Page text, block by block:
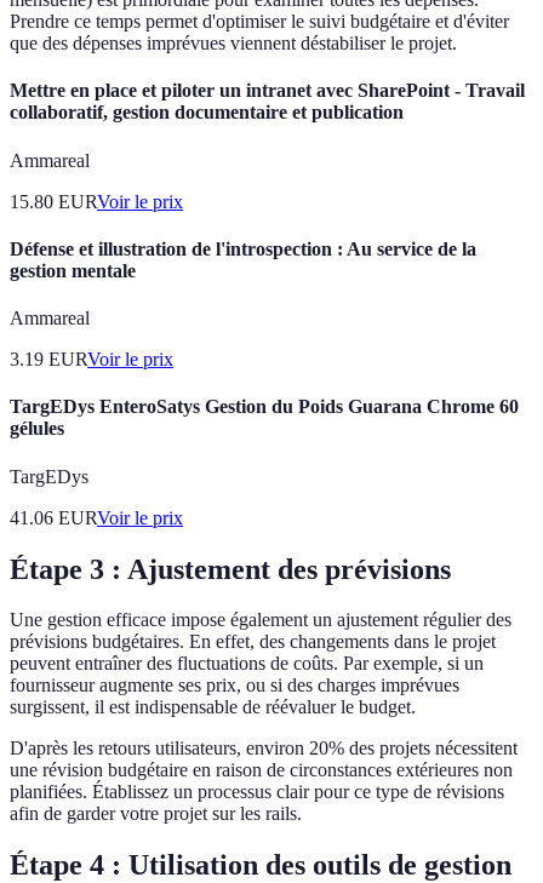
Prendre ce temps permet d'optimiser le suivi budgétaire et d'éviter
que des dépenses imprévues viennent déstabiliser le projet.
Mettre en place et piloter un intranet avec SharePoint - Travail
collaboratif, gestion documentaire et publication
Ammareal
15.80 EURVoir le prix
Défense et illustration de l'introspection : Au service de la
gestion mentale
Ammareal
3.19 EURVoir le prix
TargEDys EnteroSatys Gestion du Poids Guarana Chrome 60
gélules
TargEDys
41.06 EURVoir le prix
Étape 3 : Ajustement des prévisions
Une gestion efficace impose également un ajustement régulier des
prévisions budgétaires. En effet, des changements dans le projet
peuvent entraîner des fluctuations de coûts. Par exemple, si un
fournisseur augmente ses prix, ou si des charges imprévues
surgissent, il est indispensable de réévaluer le budget.
D'après les retours utilisateurs, environ 20% des projets nécessitent
une révision budgétaire en raison de circonstances extérieures non
planifiées. Établissez un processus clair pour ce type de révisions
afin de garder votre projet sur les rails.
Étape 4 : Utilisation des outils de gestion